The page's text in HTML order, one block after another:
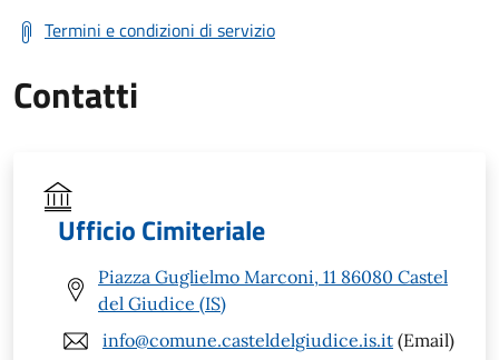
Termini e condizioni di servizio
Contatti
Ufficio Cimiteriale
Piazza Guglielmo Marconi, 11 86080 Castel
del Giudice (IS)
info@comune.casteldelgiudice.is.it (Email)